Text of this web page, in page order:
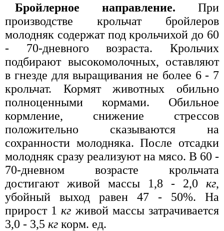
Бройлерное направление. При
производстве крольчат бройлеров
молодняк содержат под крольчихой до 60
- 70-дневного возраста. Крольчих
подбирают высокомолочных, оставляют
в гнезде для выращивания не более 6 - 7
крольчат. Кормят животных обильно
полноценными кормами. Обильное
кормление, снижение стрессов
положительно сказываются на
сохранности молодняка. После отсадки
молодняк сразу реализуют на мясо. В 60 -
70-дневном возрасте крольчата
достигают живой массы 1,8 - 2,0 кг,
убойный выход равен 47 - 50%. На
прирост 1 кг живой массы затрачивается
3,0 - 3,5 кг корм. ед.